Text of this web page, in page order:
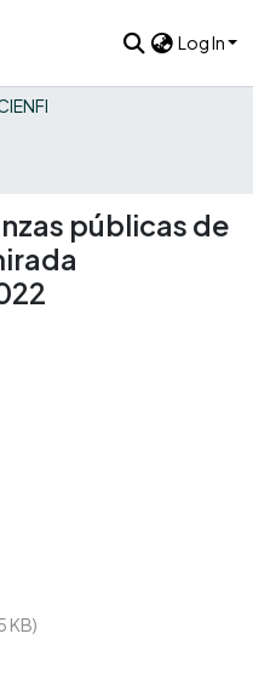
Log In
públicas de
KB)